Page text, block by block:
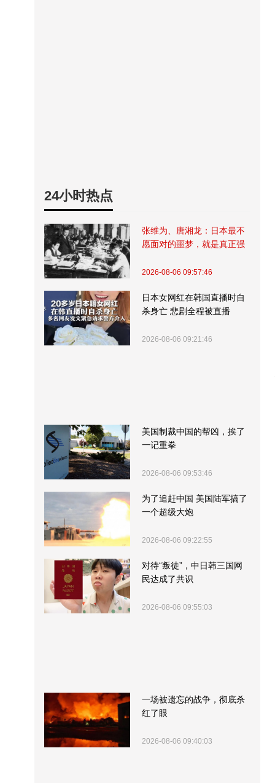
24小时热点
张维为、唐湘龙：日本最不
愿面对的噩梦，就是真正强
2026-08-06 09:57:46
日本女网红在韩国直播时自
杀身亡 悲剧全程被直播
2026-08-06 09:21:46
美国制裁中国的帮凶，挨了
一记重拳
2026-08-06 09:53:46
为了追赶中国 美国陆军搞了
一个超级大炮
2026-08-06 09:22:55
对待“叛徒”，中日韩三国网
民达成了共识
2026-08-06 09:55:03
一场被遗忘的战争，彻底杀
红了眼
2026-08-06 09:40:03